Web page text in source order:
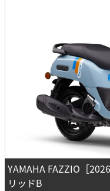
YAMAHA FAZZIO［
リッドB